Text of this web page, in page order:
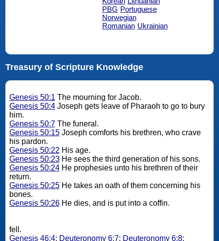
PBG Portuguese
Norwegian
Romanian Ukrainian
Treasury of Scripture Knowledge
Genesis 50:1 The mourning for Jacob.
Genesis 50:4Joseph gets leave of Pharaoh to go to bury
him.
Genesis 50:7The funeral.
Genesis 50:15Joseph comforts his brethren, who crave
his pardon.
Genesis 50:22 His age.
Genesis 50:23He sees the third generation of his sons.
Genesis 50:24He prophesies unto his brethren of their
return.
Genesis 50:25He takes an oath of them concerning his
bones.
Genesis 50:26He dies, and is put into a coffin.
fell.
Genesis 46:4; Deuteronomy 6:7; Deuteronomy 6:8;